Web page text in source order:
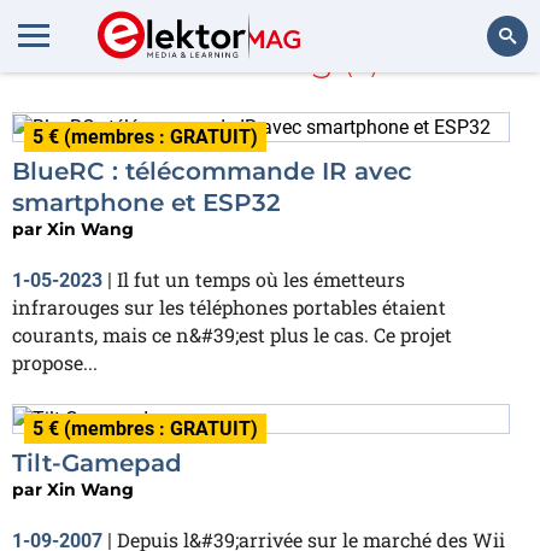
Xin Wang
5 € (membres : GRATUIT)
BlueRC : télécommande IR avec
smartphone et ESP32
par Xin Wang
1-05-2023 | Il fut un temps où les émetteurs
infrarouges sur les téléphones portables étaient
courants, mais ce n&#39;est plus le cas. Ce projet
propose...
5 € (membres : GRATUIT)
Tilt-Gamepad
par Xin Wang
1-09-2007 | Depuis l&#39;arrivée sur le marché des Wii